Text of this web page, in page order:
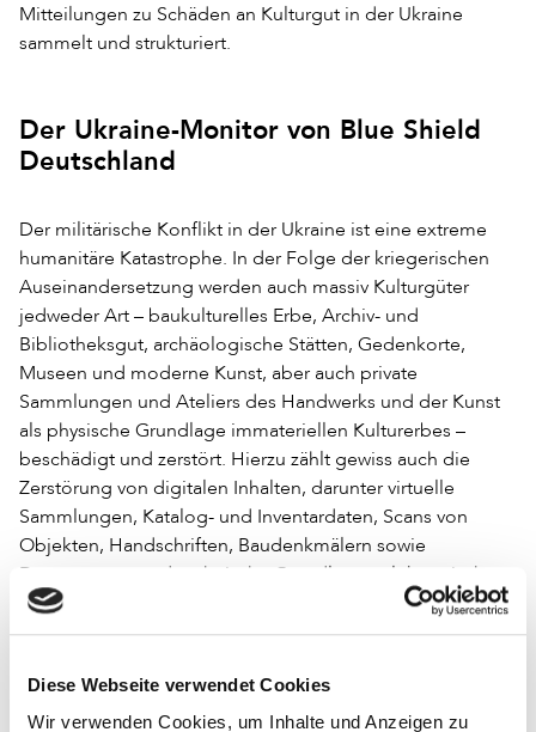
Diese Webseite verwendet Cookies
Wir verwenden Cookies, um Inhalte und Anzeigen zu
Mitteilungen zu Schäden an Kulturgut in der Ukraine
sammelt und strukturiert.
Der Ukraine-Monitor von Blue Shield
Deutschland
Der militärische Konflikt in der Ukraine ist eine extreme
humanitäre Katastrophe. In der Folge der kriegerischen
Auseinandersetzung werden auch massiv Kulturgüter
jedweder Art – baukulturelles Erbe, Archiv- und
Bibliotheksgut, archäologische Stätten, Gedenkorte,
Museen und moderne Kunst, aber auch private
Sammlungen und Ateliers des Handwerks und der Kunst
als physische Grundlage immateriellen Kulturerbes –
beschädigt und zerstört. Hierzu zählt gewiss auch die
Zerstörung von digitalen Inhalten, darunter virtuelle
Sammlungen, Katalog- und Inventardaten, Scans von
Objekten, Handschriften, Baudenkmälern sowie
Datenzentren und technische Grundlagen elektronischer
Überlieferung, deren Sicherung sich das internationale
ProjektSaving Ukrainian Cultural Heritage Online
Helferinnen und Helfern angenommen hat.